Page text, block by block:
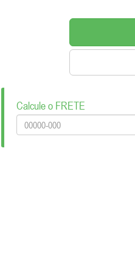
Calcule o FRETE